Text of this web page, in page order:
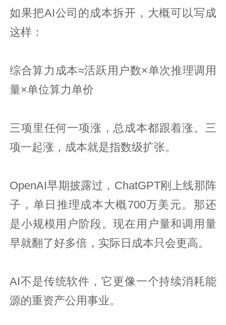
如果把AI公司的成本拆开，大概可以写成
这样：
综合算力成本≈活跃用户数×单次推理调用
量×单位算力单价
三项里任何一项涨，总成本都跟着涨。三
项一起涨，成本就是指数级扩张。
OpenAI早期披露过，ChatGPT刚上线那阵
子，单日推理成本大概700万美元。那还
是小规模用户阶段。现在用户量和调用量
早就翻了好多倍，实际日成本只会更高。
AI不是传统软件，它更像一个持续消耗能
源的重资产公用事业。